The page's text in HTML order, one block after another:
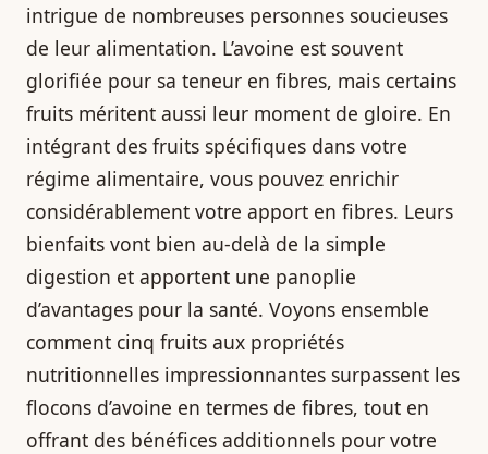
intrigue de nombreuses personnes soucieuses
de leur alimentation. L’avoine est souvent
glorifiée pour sa teneur en fibres, mais certains
fruits méritent aussi leur moment de gloire. En
intégrant des fruits spécifiques dans votre
régime alimentaire, vous pouvez enrichir
considérablement votre apport en fibres. Leurs
bienfaits vont bien au-delà de la simple
digestion et apportent une panoplie
d’avantages pour la santé. Voyons ensemble
comment cinq fruits aux propriétés
nutritionnelles impressionnantes surpassent les
flocons d’avoine en termes de fibres, tout en
offrant des bénéfices additionnels pour votre